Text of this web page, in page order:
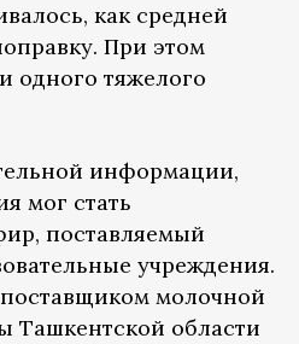
как средней
При этом
одного тяжелого
информации,
мог стать
поставляемый
учреждения.
молочной
Ташкентской области